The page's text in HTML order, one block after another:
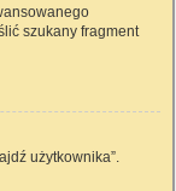
szukany fragment
użytkownika”.